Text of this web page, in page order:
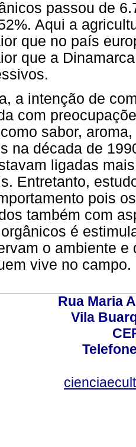
passou de
Aqui a
que no país
que a
a intenção de
com
sabor,
na década de
ligadas
Entretanto,
pois
também com
é
o ambiente
vive no campo.
Rua Maria
Vila